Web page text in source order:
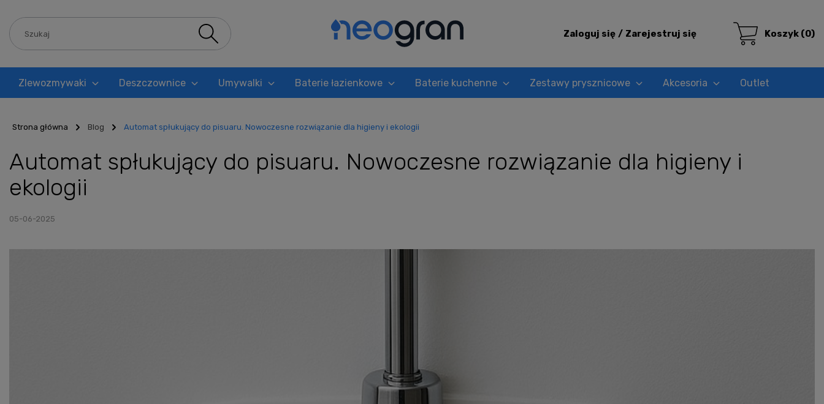
Zaloguj się Zarejestruj się Koszyk (0)
Zlewozmywaki Deszczownice Umywalki Baterie łazienkowe Baterie kuchenne Zestawy prysznicowe Akcesoria Outlet
Strona główna Blog Automat spłukujący do pisuaru. Nowoczesne rozwiązanie dla higieny i ekologii
Automat spłukujący do pisuaru. Nowoczesne rozwiązanie dla higieny i
ekologii
05-06-2025